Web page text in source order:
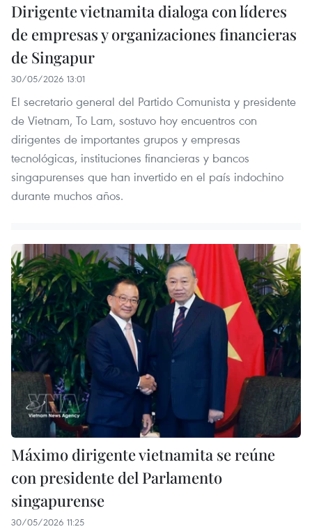
Dirigente vietnamita dialoga con líderes
de empresas y organizaciones financieras
de Singapur
30/05/2026 13:01
El secretario general del Partido Comunista y presidente
de Vietnam, To Lam, sostuvo hoy encuentros con
dirigentes de importantes grupos y empresas
tecnológicas, instituciones financieras y bancos
singapurenses que han invertido en el país indochino
durante muchos años.
Máximo dirigente vietnamita se reúne
con presidente del Parlamento
singapurense
30/05/2026 11:25